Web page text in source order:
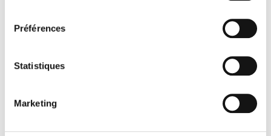
Préférences
Statistiques
Marketing